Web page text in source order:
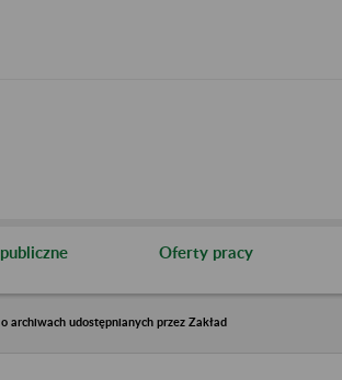
Oferty pracy
archiwach udostępnianych przez Zakład